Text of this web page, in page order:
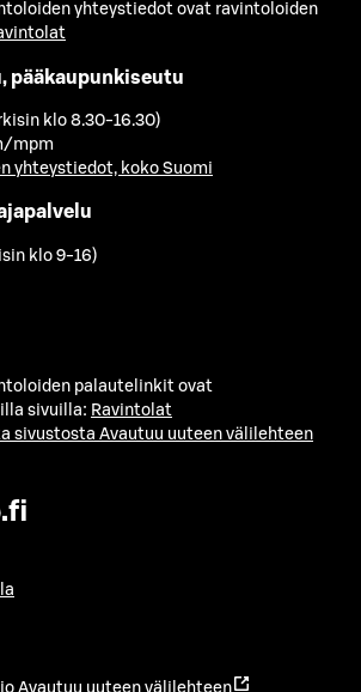
yhteystiedot ovat ravintoloiden
pääkaupunkiseutu
klo 8.30-16.30)
mpm
yhteystiedot, koko Suomi
klo 9-16)
palautelinkit ovat
sivuilla: Ravintolat
sivustosta Avautuu uuteen välilehteen